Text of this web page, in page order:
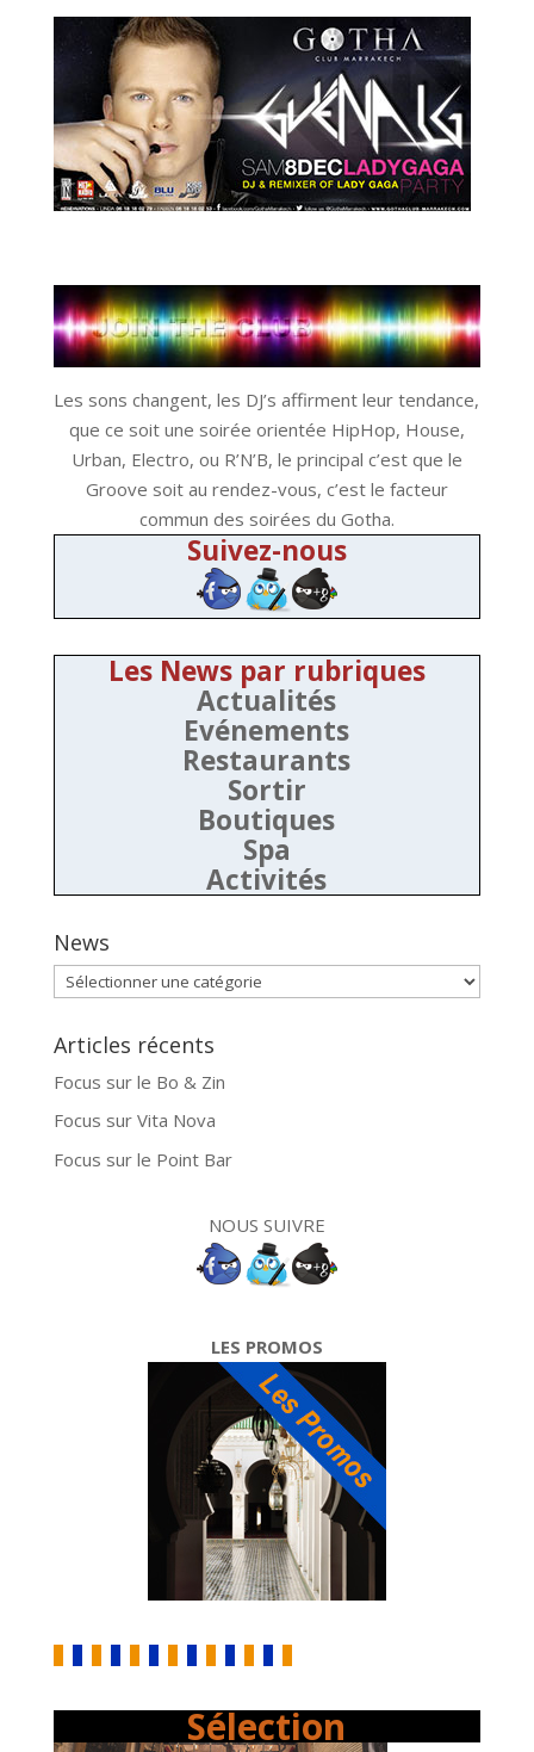
Les sons changent, les DJ’s affirment leur tendance,
que ce soit une soirée orientée HipHop, House,
Urban, Electro, ou R’N’B, le principal c’est que le
Groove soit au rendez-vous, c’est le facteur
commun des soirées du Gotha.
Suivez-nous
Les News par rubriques
Actualités
Evénements
Restaurants
Sortir
Boutiques
Spa
Activités
News
News
Articles récents
Focus sur le Bo & Zin
Focus sur Vita Nova
Focus sur le Point Bar
NOUS SUIVRE
LES PROMOS
Sélection